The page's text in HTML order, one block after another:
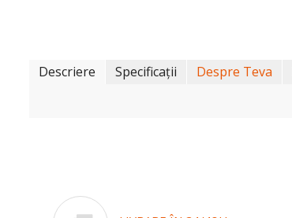
Descriere Specificații Despre Teva